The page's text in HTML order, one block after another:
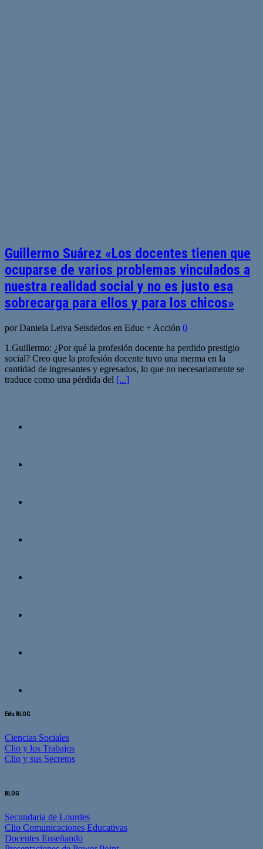
Guillermo Suárez «Los docentes tienen que
ocuparse de varios problemas vinculados a
nuestra realidad social y no es justo esa
sobrecarga para ellos y para los chicos»
por Daniela Leiva Seisdedos en Educ + Acción 0
1.Guillermo: ¿Por qué la profesión docente ha perdido prestigio
social? Creo que la profesión docente tuvo una merma en la
cantidad de ingresantes y egresados, lo que no necesariamente se
traduce como una pérdida del [...]
Edu BLOG
Ciencias Sociales
Clio y los Trabajos
Clio y sus Secretos
BLOG
Secundaria de Lourdes
Clio Comunicaciones Educativas
Docentes Enseñando